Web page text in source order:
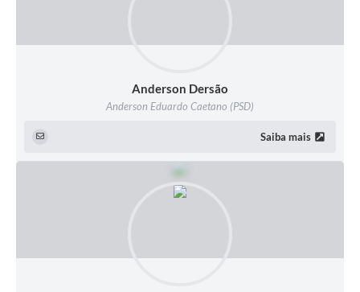
Anderson Dersão
Anderson Eduardo Caetano (PSD)
Saiba mais